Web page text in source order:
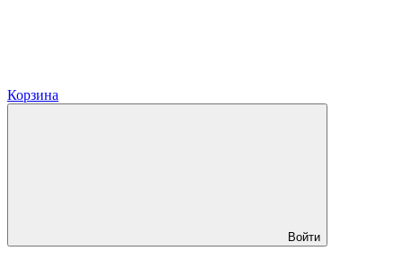
Корзина
Войти